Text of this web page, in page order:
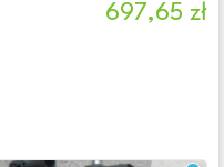
697,65 zł